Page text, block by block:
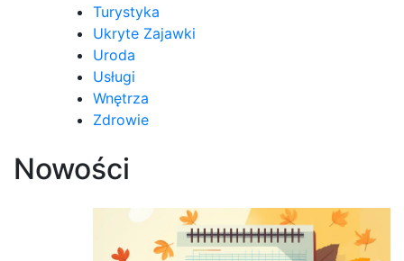
Turystyka
Ukryte Zajawki
Uroda
Usługi
Wnętrza
Zdrowie
Nowości